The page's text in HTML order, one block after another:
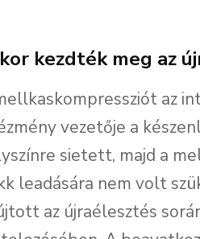
kezdték meg az
az
vezetője a
sietett, majd a
leadására nem volt
az újraélesztés